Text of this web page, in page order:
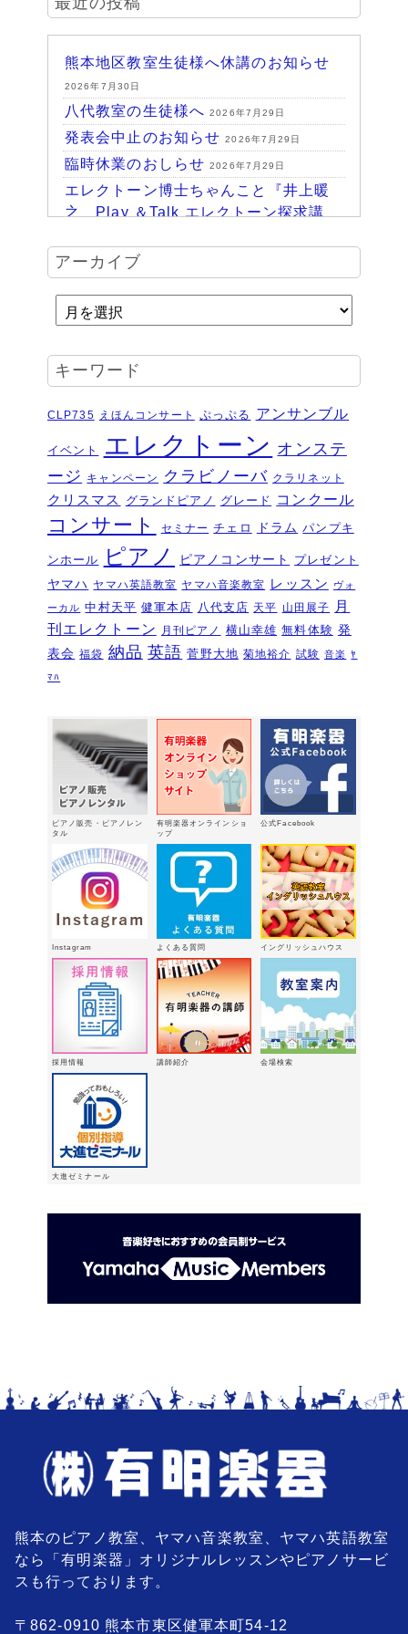
熊本地区教室生徒様へ休講のお知らせ
2026年7月30日
八代教室の生徒様へ 2026年7月29日
発表会中止のお知らせ 2026年7月29日
臨時休業のおしらせ 2026年7月29日
エレクトーン博士ちゃんこと『井上暖
之 Play ＆Talk エレクトーン探求講
ハッピーパーク終了♪
よう！未来につながるワクワク体験
受賞結果 ヤマハエレクトーンフェス
ティバル ソロ
夏のおトクなキャンペーン・・・その
夏のおトクなキャンペーン・・・その
１
2026年6月11日
ピアノを購入するなら今！『ひと足早
いサマーセール』6/14～7/12
2026年6月7
ピアノ・アドヴェンチャー研究会発表
会を実施しました～🎵
新入会おめでとう！コンサートを実施
しました～～🎵 2026年5月2日
『ピアノ・アドヴェンチャー ベーシ
ックシリーズセミナー Vol,1』講座の
お知らせ 2026年4月14日
新型エレクトーン「ELS03シリーズ」
3/15（日）健軍で日曜体験ＤＡＹ
2月18日
有明楽器オンステージ開催しました～
2026年2月16日
八代支店情報：年末年始特別販売企画
実施中！！ 2026年1月9日
「ウィンターパーティー」を開催しま
した。 2025年12月21日
アーカイブ
キーワード
CLP735 えほんコンサート ぷっぷる アンサンブル
イベント エレクトーン オンステ
ージ
キャンペーン クラビノーバ クラリネット
クリスマス グランドピアノ グレード コンクール
コンサート セミナー チェロ ドラム パンプキ
ンホール ピアノ ピアノコンサート プレゼント
ヤマハ ヤマハ英語教室 ヤマハ音楽教室 レッスン ヴォ
ーカル 中村天平 健軍本店 八代支店 天平 山田展子
月
刊エレクトーン
月刊ピアノ 横山幸雄 無料体験 発
表会 福袋 納品 英語 菅野大地 菊地裕介 試験 音楽 ﾔ
ﾏﾊ
ピアノ販売・ピアノレン
タル
有明楽器オンラインショ
ップ
公式Facebook
Instagram よくある質問 イングリッシュハウス
採用情報 講師紹介 会場検索
大進ゼミナール
熊本のピアノ教室、ヤマハ音楽教室、ヤマハ英語教室
なら「有明楽器」オリジナルレッスンやピアノサービ
スも行っております。
〒862-0910 熊本市東区健軍本町54-12